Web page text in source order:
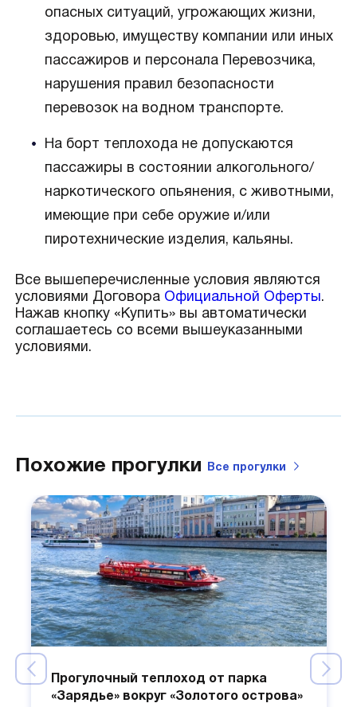
опасных ситуаций, угрожающих жизни,
здоровью, имуществу компании или иных
пассажиров и персонала Перевозчика,
нарушения правил безопасности
перевозок на водном транспорте.
На борт теплохода не допускаются
пассажиры в состоянии алкогольного/
наркотического опьянения, с животными,
имеющие при себе оружие и/или
пиротехнические изделия, кальяны.
Все вышеперечисленные условия являются
условиями Договора Официальной Оферты.
Нажав кнопку «Купить» вы автоматически
соглашаетесь со всеми вышеуказанными
условиями.
Похожие прогулки Все прогулки
Прогулочный теплоход от парка
«Зарядье» вокруг «Золотого острова»